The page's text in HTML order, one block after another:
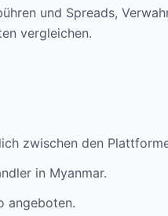
und Spreads,
vergleichen.
zwischen den
in Myanmar.
angeboten.